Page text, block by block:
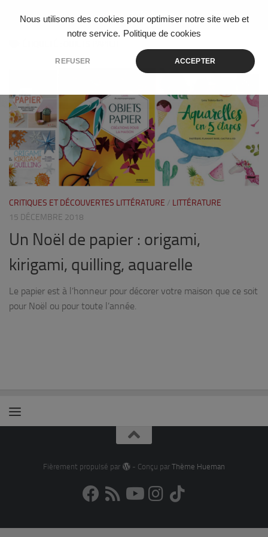
Nous utilisons des cookies pour optimiser notre site web et
notre service. Politique de cookies
REFUSER ACCEPTER
Skip to content
CRITIQUES ET DÉCOUVERTES LITTÉRATURE / LITTÉRATURE
15 DÉCEMBRE 2018
Un Noël de papier : origami,
kirigami, quilling, aquarelle
Le papier est à l’honneur pour décorer votre maison que ce soit
pour Noël ou pour toute l’année.
Fièrement propulsé par - Conçu par Thème Hueman